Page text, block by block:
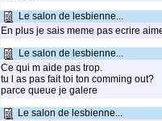
Le salon de lesbienne...
En plus je sais meme pas ecrire
Le salon de lesbienne...
Ce qui m aide pas trop.
tu l as pas fait toi ton comming out?
parce queue je galere
Le salon de lesbienne...